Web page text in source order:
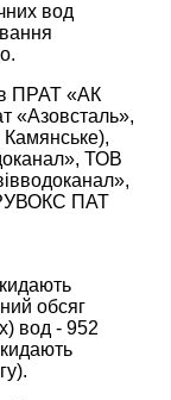
вод
ПРАТ «АК
«Азовсталь»,
ТОВ
ПАТ
обсяг
вод - 952